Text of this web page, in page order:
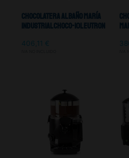
Chocolatera Al Baño María
Industrial CHOCO-10L Eutron
406,11 €